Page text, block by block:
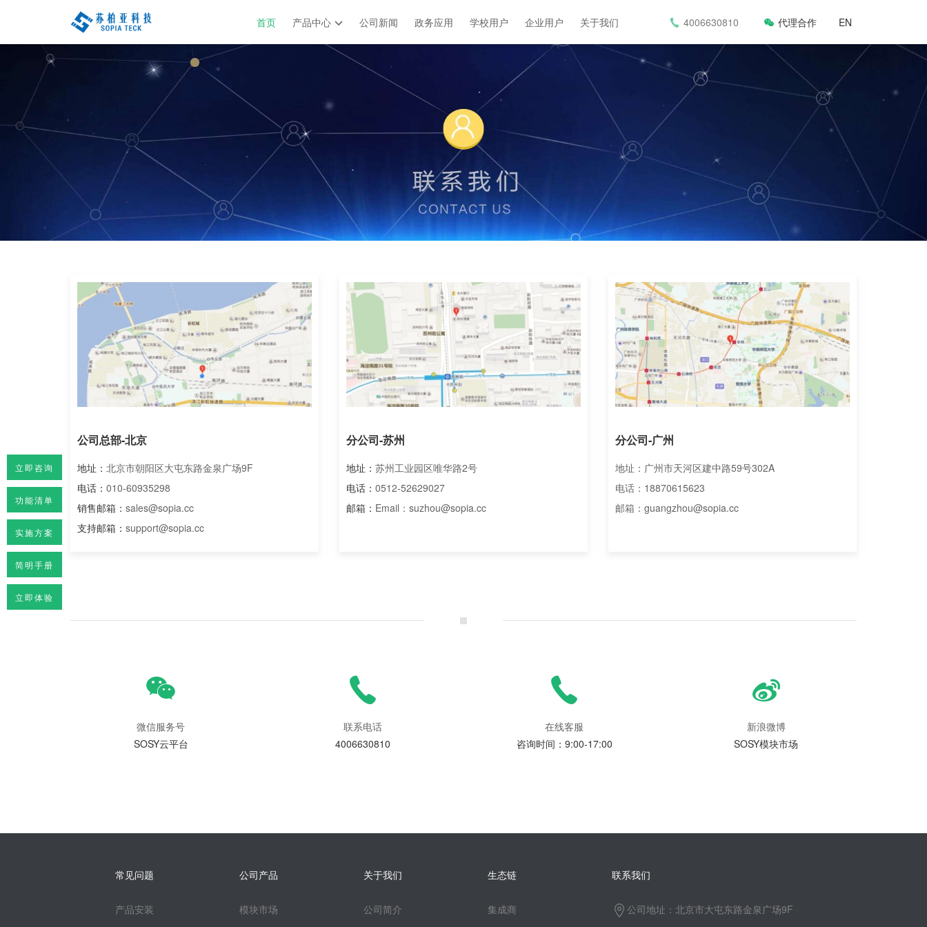
立即咨询
功能清单
实施方案
简明手册
立即体验
首页 产品中心 公司新闻 政务应用 学校用户 企业用户 关于我们 EN
代理合作
4006630810
解决方案 公司简介 发展历程 联系我们 技术支持
公司总部-北京
地址： 北京市朝阳区大屯东路金泉广场9F
电话： 010-60935298
销售邮箱： sales@sopia.cc
支持邮箱： support@sopia.cc
分公司-苏州
地址： 苏州工业园区唯华路2号
电话： 0512-52629027
邮箱： Email：suzhou@sopia.cc
分公司-广州
地址：广州市天河区建中路59号302A
电话：18870615623
邮箱：guangzhou@sopia.cc
微信服务号
SOSY云平台
联系电话
4006630810
在线客服
咨询时间：9:00-17:00
新浪微博
SOSY模块市场
常见问题
产品安装
公司产品
模块市场
关于我们
公司简介
生态链
集成商
联系我们
公司地址：北京市大屯东路金泉广场9F